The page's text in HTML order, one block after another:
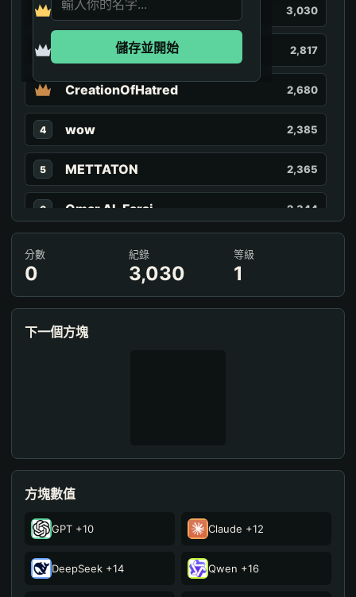
儲存並開始
navara 3,030
2,817
CreationOfHatred 2,680
4 wow 2,385
5 METTATON 2,365
6 Omar Al-Farsi 2,344
7 HelpMeAHHHH
9 JPerere
13 JPerere
14 JPerere
15 hermosa isla
分數
0
紀錄
3,030
等級
1
下一個方塊
方塊數值
GPT +10 Claude +12
DeepSeek +14 Qwen +16